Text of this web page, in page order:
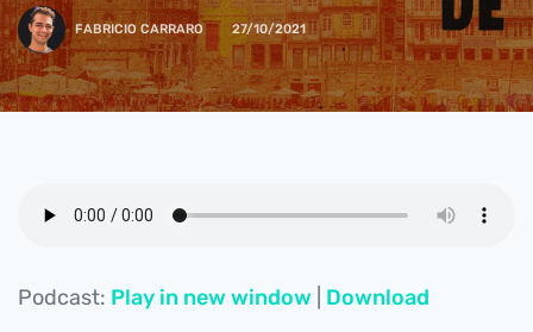
FABRICIO CARRARO 27/10/2021
Podcast: Play in new window Download